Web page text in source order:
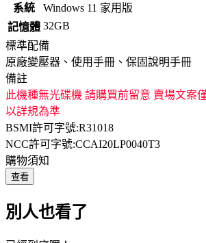
系統
Windows 11 家用版
記憶體 32GB
標準配備
原廠變壓器、使用手冊、保固說明手冊
備註
此機種無光碟機 請購買前留意 賣場文案
以詳規為準
BSMI許可字號:R31018
NCC許可字號:CCAI20LP0040T3
購物須知
查看
別人也看了